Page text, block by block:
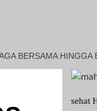
BERSAMA HINGGA
: Penasehat Hukum :